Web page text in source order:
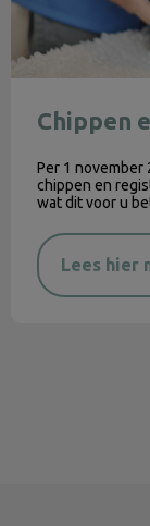
Chippen
Per 1
chippen en
wat dit voor u
Lees hier